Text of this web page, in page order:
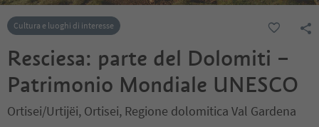
Cultura e luoghi di interesse
Resciesa: parte del Dolomiti –
Patrimonio Mondiale UNESCO
Ortisei/Urtijëi, Ortisei, Regione dolomitica Val Gardena